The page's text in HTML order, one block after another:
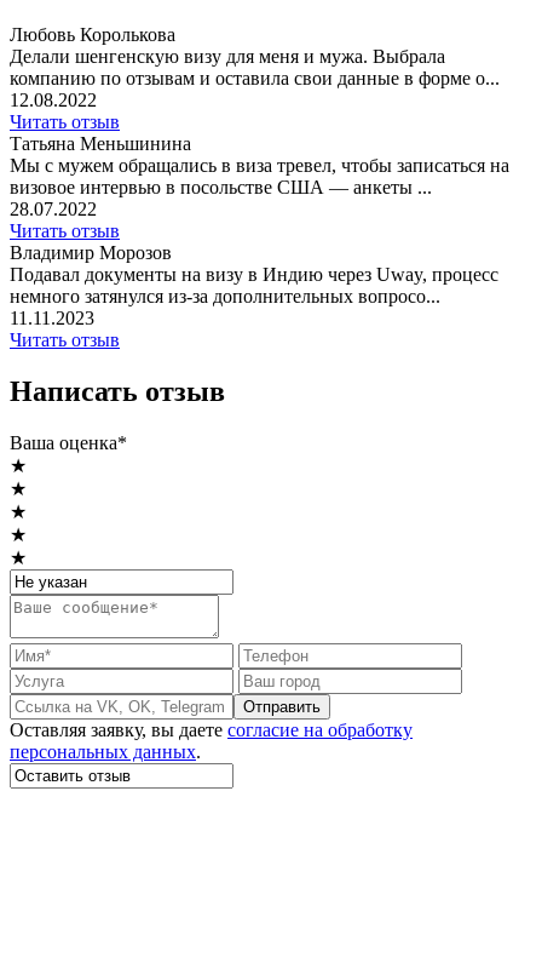
Любовь Королькова
Делали шенгенскую визу для меня и мужа. Выбрала
компанию по отзывам и оставила свои данные в форме о...
12.08.2022
Читать отзыв
Татьяна Меньшинина
Мы с мужем обращались в виза тревел, чтобы записаться на
визовое интервью в посольстве США — анкеты ...
28.07.2022
Читать отзыв
Владимир Морозов
Подавал документы на визу в Индию через Uway, процесс
немного затянулся из-за дополнительных вопросо...
11.11.2023
Читать отзыв
Написать отзыв
Ваша оценка*
★
★
★
★
★
Отправить
Оставляя заявку, вы даете согласие на обработку
персональных данных.